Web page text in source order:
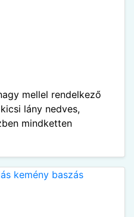
mellel rendelkező
lány nedves,
mindketten